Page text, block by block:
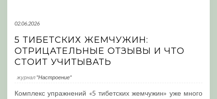
02.06.2026
5 ТИБЕТСКИХ ЖЕМЧУЖИН:
ОТРИЦАТЕЛЬНЫЕ ОТЗЫВЫ И ЧТО
СТОИТ УЧИТЫВАТЬ
журнал "Настроение"
Комплекс упражнений «5 тибетских жемчужин» уже много